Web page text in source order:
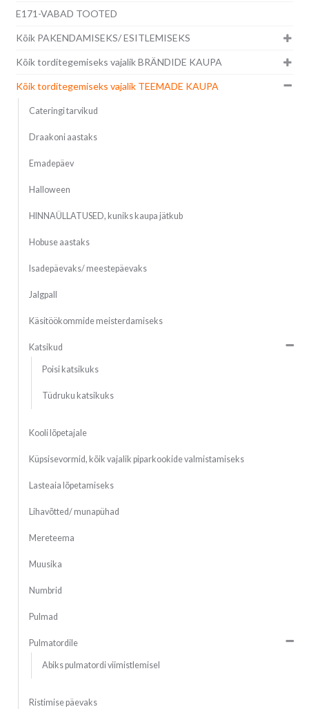
E171-VABAD TOOTED
Kõik PAKENDAMISEKS/ ESITLEMISEKS
Kõik torditegemiseks vajalik BRÄNDIDE KAUPA
Kõik torditegemiseks vajalik TEEMADE KAUPA
Cateringi tarvikud
Draakoni aastaks
Emadepäev
Halloween
HINNAÜLLATUSED, kuniks kaupa jätkub
Hobuse aastaks
Isadepäevaks/ meestepäevaks
Jalgpall
Käsitöökommide meisterdamiseks
Katsikud
Poisi katsikuks
Tüdruku katsikuks
Kooli lõpetajale
Küpsisevormid, kõik vajalik piparkookide valmistamiseks
Lasteaia lõpetamiseks
Lihavõtted/ munapühad
Mereteema
Muusika
Numbrid
Pulmad
Pulmatordile
Abiks pulmatordi viimistlemisel
Ristimise päevaks